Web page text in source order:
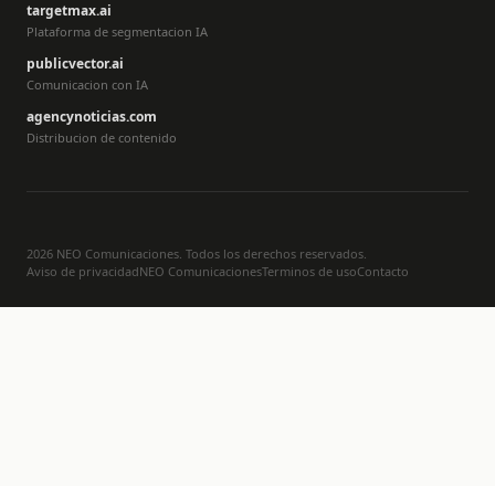
targetmax.ai
Plataforma de segmentacion IA
publicvector.ai
Comunicacion con IA
agencynoticias.com
Distribucion de contenido
2026 NEO Comunicaciones. Todos los derechos reservados.
Aviso de privacidadNEO ComunicacionesTerminos de usoContacto